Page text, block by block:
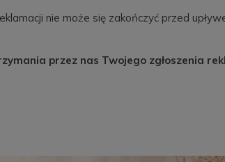
nie może się zakończyć przed
przez nas Twojego zgłoszenia